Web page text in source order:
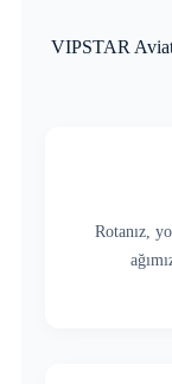
VIPSTAR
Rotanız,